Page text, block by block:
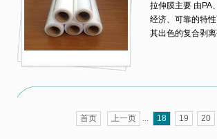
拉伸膜主要 由PA
经济、可靠的特
其出色的复合剥
首页 上一页 ... 18 19 20